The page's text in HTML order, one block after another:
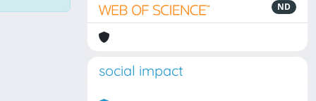
ND
social impact